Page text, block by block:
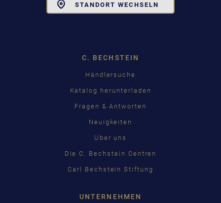
STANDORT WECHSELN
C. BECHSTEIN
Händlersuche
Katalog herunterladen
Fragen & Antworten
Neuigkeiten
Über uns
Die C. Bechstein Centren
Carl Bechstein Stiftung
UNTERNEHMEN